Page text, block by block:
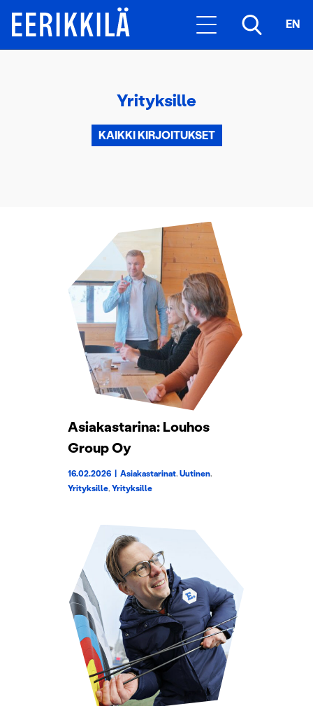
EN
Yrityksille
KAIKKI KIRJOITUKSET
Asiakastarina: Louhos
Group Oy
16.02.2026 | Asiakastarinat,Uutinen,
Yrityksille, Yrityksille